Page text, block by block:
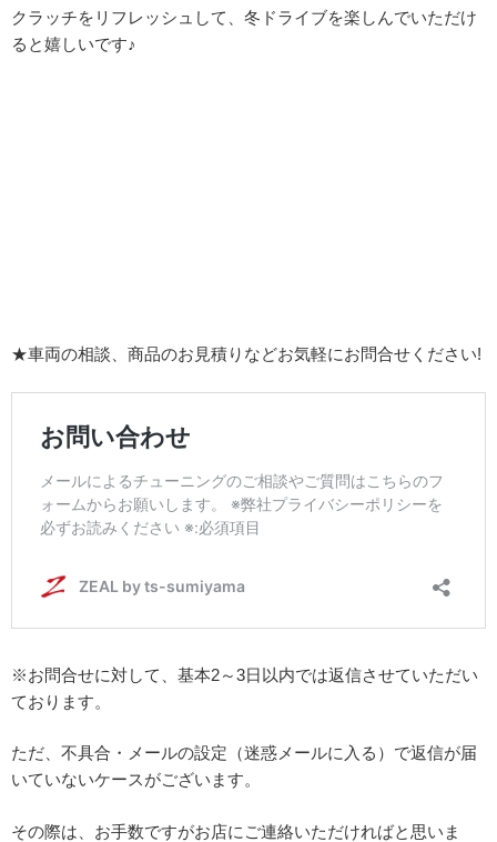
クラッチをリフレッシュして、冬ドライブを楽しんでいただけ
ると嬉しいです♪
★車両の相談、商品のお見積りなどお気軽にお問合せください!
※お問合せに対して、基本2～3日以内では返信させていただい
ております。
ただ、不具合・メールの設定（迷惑メールに入る）で返信が届
いていないケースがございます。
その際は、お手数ですがお店にご連絡いただければと思いま